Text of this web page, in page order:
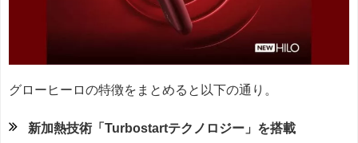
グローヒーロの特徴をまとめると以下の通り。
新加熱技術「Turbostartテクノロジー」を搭載